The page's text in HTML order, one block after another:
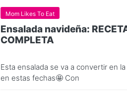
Mom Likes To Eat
Ensalada navideña:
COMPLETA
Esta ensalada se va a convertir en
en estas fechas🤩 Con